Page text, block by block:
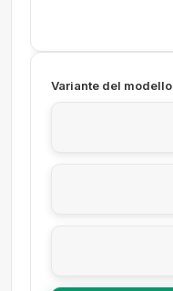
Variante del modello